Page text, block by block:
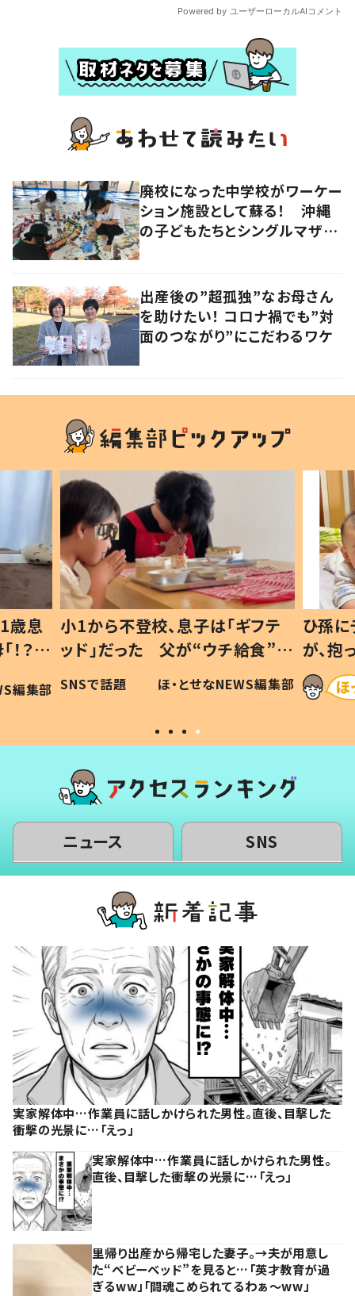
廃校になった中学校がワーケー
ション施設として蘇る！ 沖縄
の子どもたちとシングルマザー
出産後の”超孤独”なお母さん
を助けたい！ コロナ禍でも”対
面のつながり”にこだわるワケ
フテ
食”を
編集部
ひ孫にデレデレな80歳じいじ
が、抱っこすると…ひ孫の反応に
「涙が出ました」「可愛くて仕方な
い」
ほ・とせなNEWS編集部
ニュース SNS
実家解体中…作業員に話しかけられた男性。直後、目撃した
衝撃の光景に…「えっ」
実家解体中…作業員に話しかけられた男性。
直後、目撃した衝撃の光景に…「えっ」
里帰り出産から帰宅した妻子。→夫が用意し
た“ベビーベッド”を見ると…「英才教育が過
ぎるww」「闘魂こめられてるわぁ～ww」